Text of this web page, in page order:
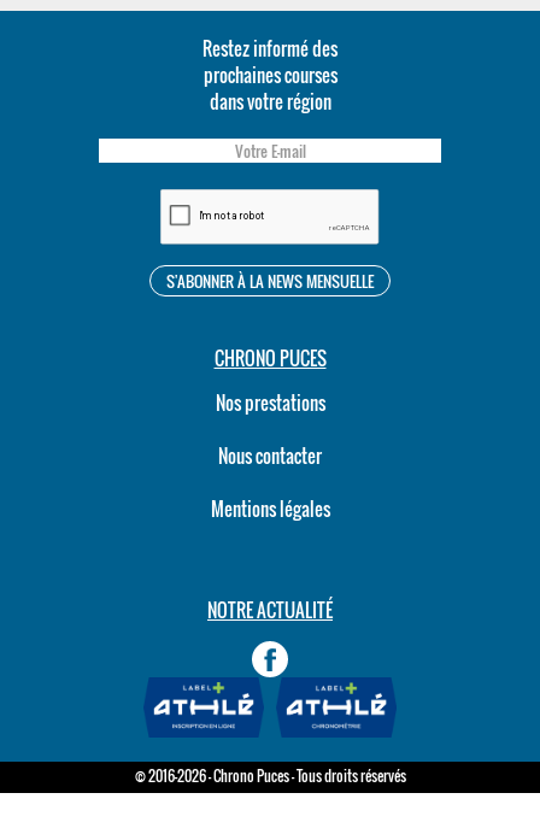
Restez informé des
prochaines courses
dans votre région
CHRONO PUCES
Nos prestations
Nous contacter
Mentions légales
NOTRE ACTUALITÉ
© 2016-2026 - Chrono Puces - Tous droits réservés